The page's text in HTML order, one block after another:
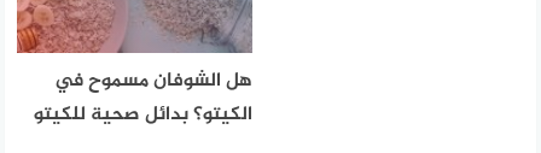
هل الشوفان مسموح في
الكيتو؟ بدائل صحية للكيتو